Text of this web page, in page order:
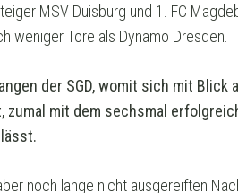
MSV Duisburg und 1. FC
weniger Tore als Dynamo Dresden.
der SGD, womit sich mit
zumal mit dem sechsmal
noch lange nicht ausgereiften